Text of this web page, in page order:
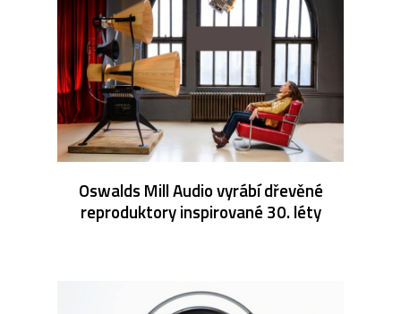
Oswalds Mill Audio vyrábí dřevěné
reproduktory inspirované 30. léty